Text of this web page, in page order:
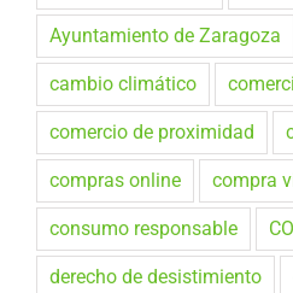
Ayuntamiento de Zaragoza
cambio climático
comercio de proximidad
compras online compra
consumo responsable
derecho de desistimiento